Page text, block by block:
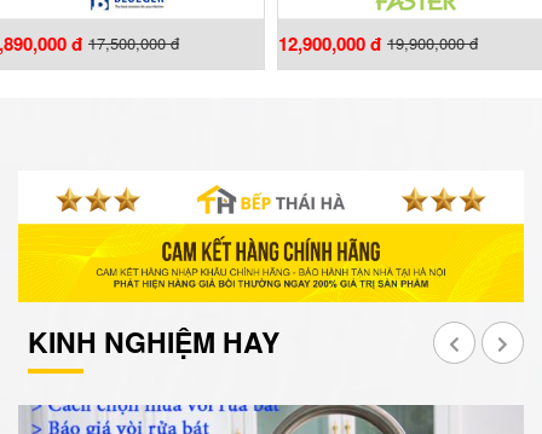
đ 17,500,000 đ 12,900,000 đ 19,900,000 đ
KINH NGHIỆM HAY